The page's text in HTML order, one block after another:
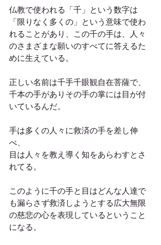
仏教で使われる「千」という数字は
「限りなく多くの」という意味で使わ
れることがあり、この千の手は、人々
のさまざまな願いのすべてに答えるた
めに生えている。
正しい名前は千手千眼観自在菩薩で、
千本の手がありその手の掌には目が付
いているんだ。
手は多くの人々に救済の手を差し伸
べ、
目は人々を教え導く知をあらわすとさ
れてる。
このように千の手と目はどんな人達で
も漏らさず救済しようとする広大無限
の慈悲の心を表現しているということ
になる。